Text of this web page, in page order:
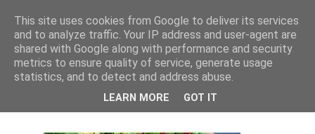
Isa Larsen
søndag den 19. juli 2015
Grønne Måltider #2
This site uses cookies from Google to deliver its services
and to analyze traffic. Your IP address and user-agent are
shared with Google along with performance and security
metrics to ensure quality of service, generate usage
statistics, and to detect and address abuse.
LEARN MORE GOT IT